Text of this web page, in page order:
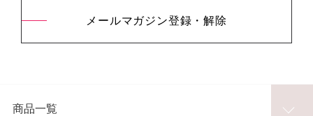
メールマガジン登録・解除
商品一覧